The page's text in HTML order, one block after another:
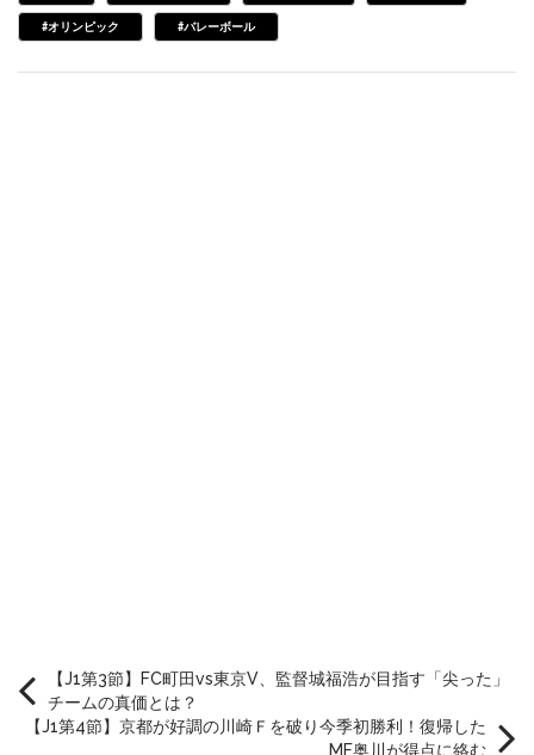
#オリンピック #バレーボール
【J1第3節】FC町田vs東京V、監督城福浩が目指す「尖った」
チームの真価とは？
【J1第4節】京都が好調の川崎Ｆを破り今季初勝利！復帰した
MF奥川が得点に絡む